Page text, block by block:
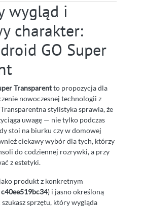
wygląd i
charakter:
GO Super
Transparentto propozycja dla
nowoczesnej technologii z
stylistyka sprawia, że
uwagę — nie tylko podczas
stoi na biurku czy w domowej
ciekawy wybór dla tych, którzy
do codziennej rozrywki, a przy
z estetyki.
produkt z konkretnym
c40ee519bc34) i jasno określoną
szukasz sprzętu, który wygląda